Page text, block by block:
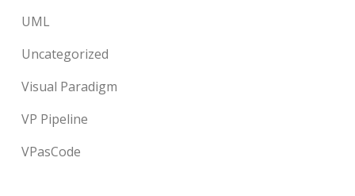
UML
Uncategorized
Visual Paradigm
VP Pipeline
VPasCode